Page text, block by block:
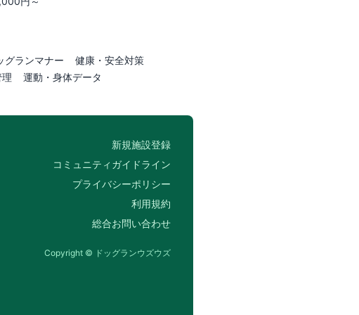
グランマナー
健康・安全対策
運動・身体データ
新規施設登録
コミュニティガイドライン
プライバシーポリシー
利用規約
総合お問い合わせ
Copyright © ドッグランウズウズ